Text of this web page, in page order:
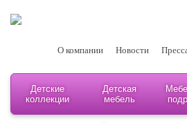
О компании Новости
Детские
коллекции
Детская
мебель